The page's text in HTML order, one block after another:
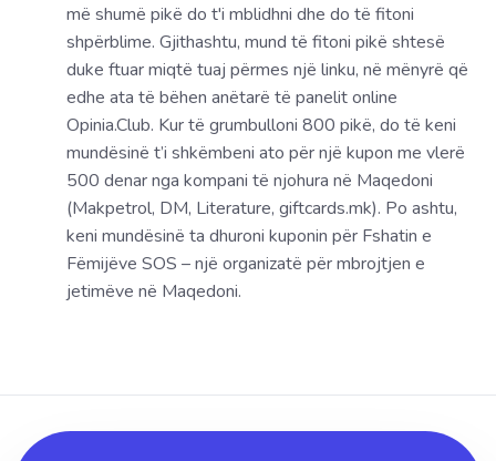
më shumë pikë do t'i mblidhni dhe do të fitoni
shpërblime. Gjithashtu, mund të fitoni pikë shtesë
duke ftuar miqtë tuaj përmes një linku, në mënyrë që
edhe ata të bëhen anëtarë të panelit online
Opinia.Club. Kur të grumbulloni 800 pikë, do të keni
mundësinë t’i shkëmbeni ato për një kupon me vlerë
500 denar nga kompani të njohura në Maqedoni
(Makpetrol, DM, Literature, giftcards.mk). Po ashtu,
keni mundësinë ta dhuroni kuponin për Fshatin e
Fëmijëve SOS – një organizatë për mbrojtjen e
jetimëve në Maqedoni.